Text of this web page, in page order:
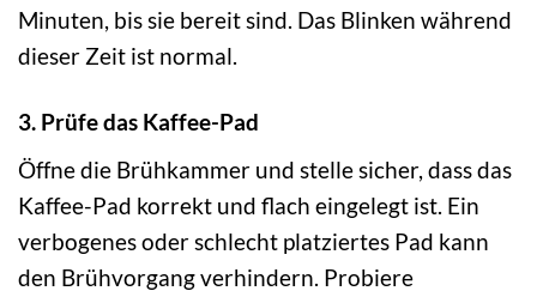
Minuten, bis sie bereit sind. Das Blinken während
dieser Zeit ist normal.
3. Prüfe das Kaffee-Pad
Öffne die Brühkammer und stelle sicher, dass das
Kaffee-Pad korrekt und flach eingelegt ist. Ein
verbogenes oder schlecht platziertes Pad kann
den Brühvorgang verhindern. Probiere